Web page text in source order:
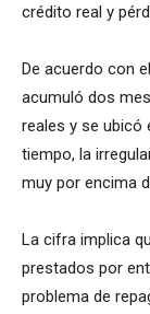
crédito real y
De acuerdo con
acumuló dos
reales y se ubicó
tiempo, la
muy por encima
La cifra implica
prestados por
problema de